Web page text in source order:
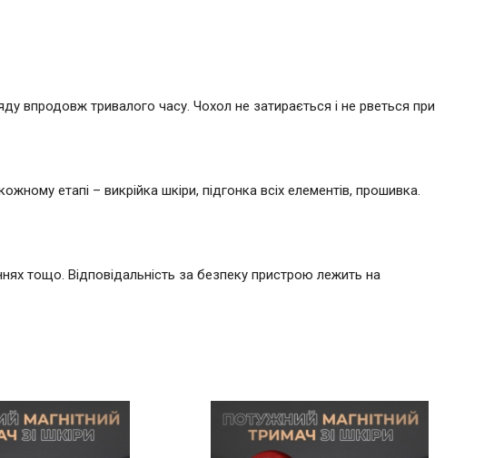
впродовж тривалого часу. Чохол не затирається і не рветься при
етапі – викрійка шкіри, підгонка всіх елементів, прошивка.
тощо. Відповідальність за безпеку пристрою лежить на